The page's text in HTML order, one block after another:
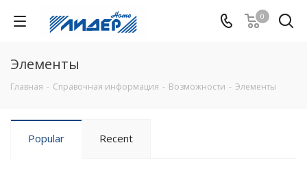
0
Элементы
Главная - Справочная информация - Возможности - Элементы
Popular Recent